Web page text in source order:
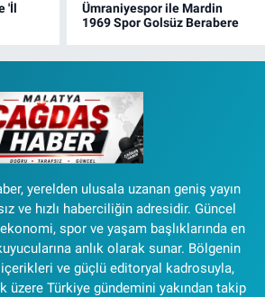
'İl
Ümraniyespor ile Mardin
1969 Spor Golsüz Berabere
yerelden ulusala uzanan geniş yayın
ve hızlı haberciliğin adresidir. Güncel
spor ve yaşam başlıklarında en
anlık olarak sunar. Bölgenin
içerikleri ve güçlü editoryal kadrosuyla,
üzere Türkiye gündemini yakından takip